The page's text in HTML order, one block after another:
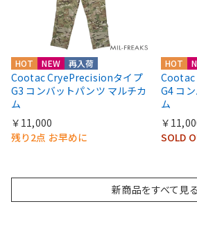
HOT NEW 再入荷
Cootac CryePrecisionタイプ
G3 コンバットパンツ マルチカ
ム
￥11,000
残り2点 お早めに
HOT
Cootac
G4 コ
ム
￥
SOLD
新商品をすべて見る